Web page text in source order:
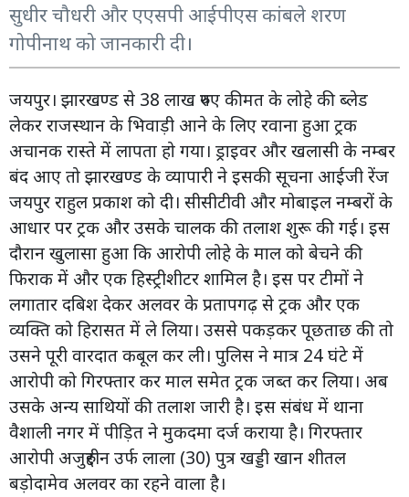
सुधीर चौधरी और एएसपी आईपीएस कांबले शरण
गोपीनाथ को जानकारी दी।
जयपुर। झारखण्ड से 38 लाख रुपए कीमत के लोहे की ब्लेड
लेकर राजस्थान के भिवाड़ी आने के लिए रवाना हुआ ट्रक
अचानक रास्ते में लापता हो गया। ड्राइवर और खलासी के नम्बर
बंद आए तो झारखण्ड के व्यापारी ने इसकी सूचना आईजी रेंज
जयपुर राहुल प्रकाश को दी। सीसीटीवी और मोबाइल नम्बरों के
आधार पर ट्रक और उसके चालक की तलाश शुरू की गई। इस
दौरान खुलासा हुआ कि आरोपी लोहे के माल को बेचने की
फिराक में और एक हिस्ट्रीशीटर शामिल है। इस पर टीमों ने
लगातार दबिश देकर अलवर के प्रतापगढ़ से ट्रक और एक
व्यक्ति को हिरासत में ले लिया। उससे पकड़कर पूछताछ की तो
उसने पूरी वारदात कबूल कर ली। पुलिस ने मात्र 24 घंटे में
आरोपी को गिरफ्तार कर माल समेत ट्रक जब्त कर लिया। अब
उसके अन्य साथियों की तलाश जारी है। इस संबंध में थाना
वैशाली नगर में पीड़ित ने मुकदमा दर्ज कराया है। गिरफ्तार
आरोपी अजुरुद्दीन उर्फ लाला (30) पुत्र खड्डी खान शीतल
बड़ोदामेव अलवर का रहने वाला है।